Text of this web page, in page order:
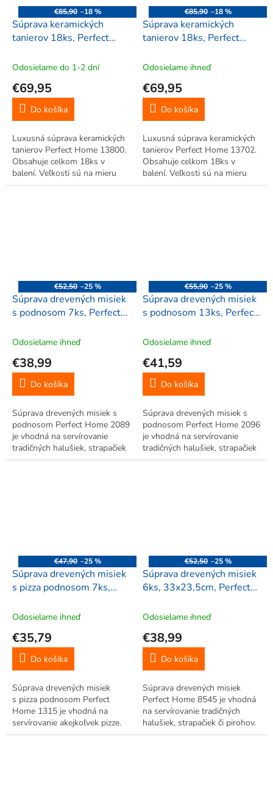
€85,90 –18 %
Súprava keramických
tanierov 18ks, Perfect
Odosielame do 1-2 dní
€69,95
Do košíka
Luxusná súprava keramických
tanierov Perfect Home 13800.
Obsahuje celkom 18ks v
balení. Veľkosti sú na mieru
prispôsobené. Neodolateľná
€85,90 –18 %
Súprava keramických
tanierov 18ks, Perfect
Odosielame ihneď
€69,95
Do košíka
Luxusná súprava keramických
tanierov Perfect Home 13702.
Obsahuje celkom 18ks v
balení. Veľkosti sú na mieru
prispôsobené. Neodolateľná
€52,50 –25 %
Súprava drevených misiek
s podnosom 7ks, Perfect
Odosielame ihneď
€38,99
Do košíka
Súprava drevených misiek s
podnosom Perfect Home 2089
je vhodná na servírovanie
tradičných halušiek, strapačiek
či pirohov. Skvelo doplní každý
€55,90 –25 %
Súprava drevených misiek
s podnosom 13ks, Perfect
Odosielame ihneď
€41,59
Do košíka
Súprava drevených misiek s
podnosom Perfect Home 2096
je vhodná na servírovanie
tradičných halušiek, strapačiek
či pirohov. Skvelo doplní každý
€47,90 –25 %
Súprava drevených misiek
s pizza podnosom 7ks,
Odosielame ihneď
€35,79
Do košíka
Súprava drevených misiek
s pizza podnosom Perfect
Home 1315 je vhodná na
servírovanie akejkoľvek pizze.
Skvelo doplní každú
€52,50 –25 %
Súprava drevených misiek
6ks, 33x23,5cm, Perfect
Odosielame ihneď
€38,99
Do košíka
Súprava drevených misiek
Perfect Home 8545 je vhodná
na servírovanie tradičných
halušiek, strapačiek či pirohov.
Skvelo doplní každý salaš,